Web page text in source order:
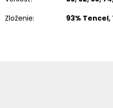
Zloženie: 93% Tencel,